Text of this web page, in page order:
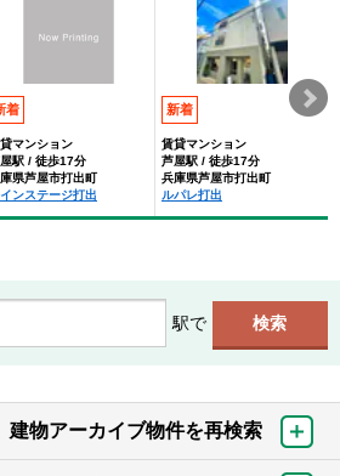
着
マンション
駅 / 徒歩17分
県芦屋市打出町
インステージ打出
新着
賃貸マンション
芦屋駅 / 徒歩17分
兵庫県芦屋市打出町
ルパレ打出
駅で
建物アーカイブ物件を再検索